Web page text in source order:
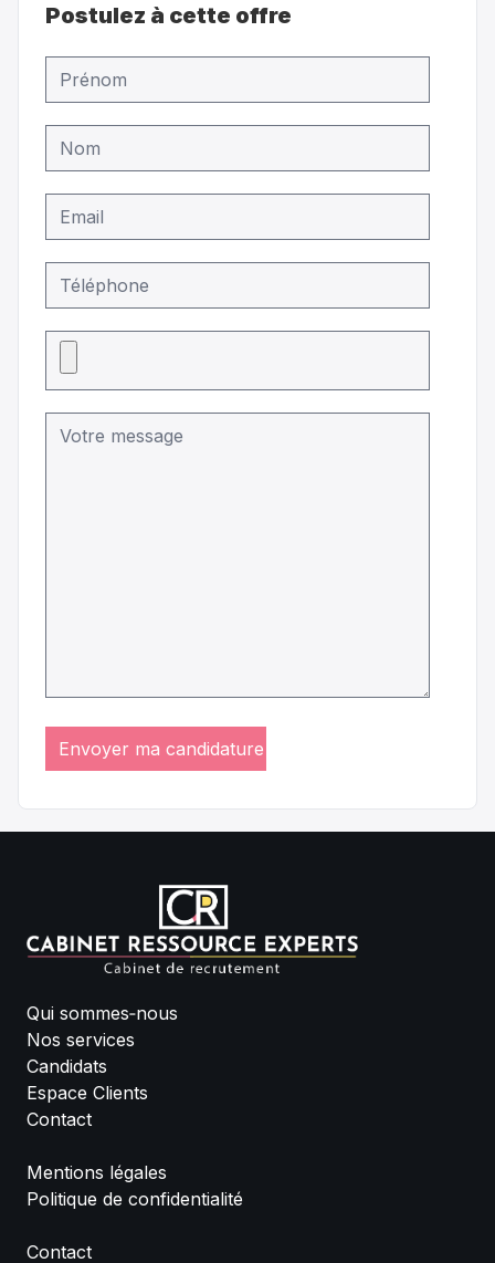
Postulez à cette offre
Qui sommes‑nous
Nos services
Candidats
Espace Clients
Contact
Mentions légales
Politique de confidentialité
Contact